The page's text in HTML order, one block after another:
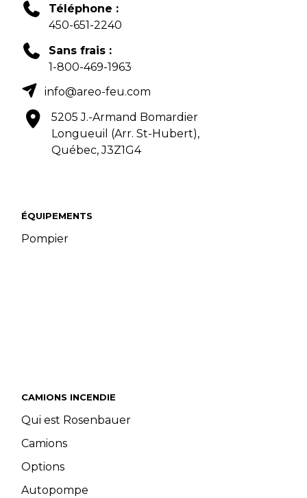
ÉQUIPEMENTS
Pompier
CAMIONS INCENDIE
Qui est Rosenbauer
Camions
Options
Autopompe
Téléphone :
450-651-2240
Sans frais :
1-800-469-1963
info@areo-feu.com
5205 J.-Armand Bomardier
Longueuil (Arr. St-Hubert),
Québec, J3Z1G4